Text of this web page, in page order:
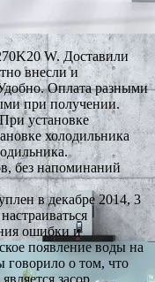
W. Доставили
внесли и
Оплата разными
при получении.
установке
холодильника
без напоминаний
в декабре 2014, 3
ошибки и
появление воды на
говорило о том, что
засор